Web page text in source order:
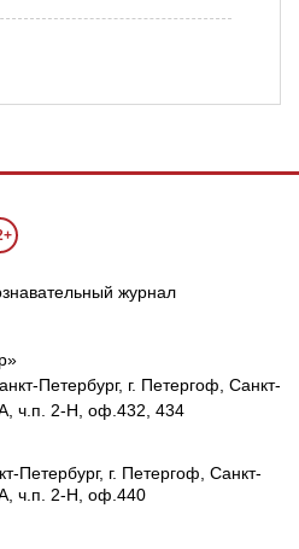
журнал
Петербург, г. Петергоф, Санкт-
ч.п. 2-Н, оф.432, 434
Петербург, г. Петергоф, Санкт-
ч.п. 2-Н, оф.440